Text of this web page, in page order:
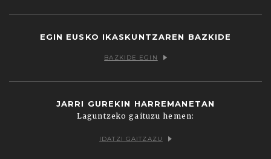
EGIN EUSKO IKASKUNTZAREN BAZKIDE
BAZKIDE EGIN
JARRI GUREKIN HARREMANETAN
Laguntzeko gaituzu hemen:
IDATZI GAITZAZU